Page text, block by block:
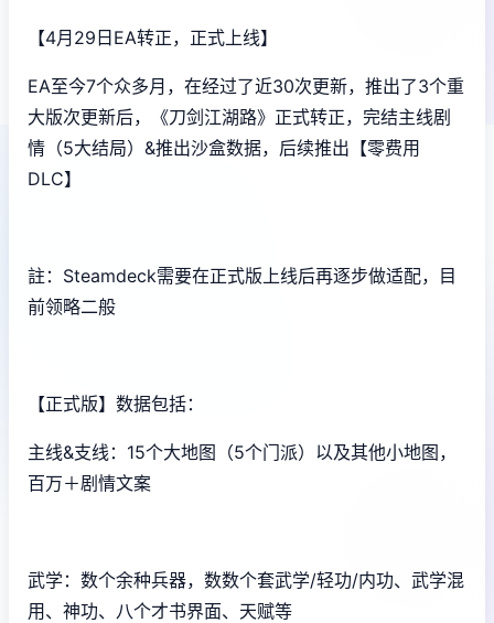
【4月29日EA转正，正式上线】
EA至今7个众多月，在经过了近30次更新，推出了3个重
大版次更新后，《刀剑江湖路》正式转正，完结主线剧
情（5大结局）&推出沙盒数据，后续推出【零费用
DLC】
註：Steamdeck需要在正式版上线后再逐步做适配，目
前领略二般
【正式版】数据包括：
主线&支线：15个大地图（5个门派）以及其他小地图，
百万＋剧情文案
武学：数个余种兵器，数数个套武学/轻功/内功、武学混
用、神功、八个才书界面、天赋等